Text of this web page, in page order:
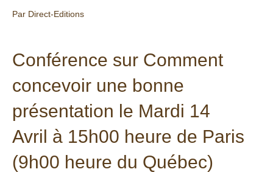
Par Direct-Editions
Conférence sur Comment
concevoir une bonne
présentation le Mardi 14
Avril à 15h00 heure de Paris
(9h00 heure du Québec)